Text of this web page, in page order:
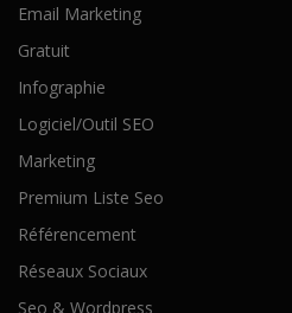
Email Marketing
Gratuit
Infographie
Logiciel/Outil SEO
Marketing
Premium Liste Seo
Référencement
Réseaux Sociaux
Seo & Wordpress